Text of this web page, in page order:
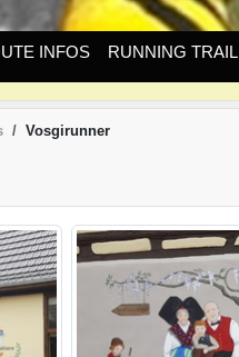
INFOS RUNNING TRAIL
Vosgirunner